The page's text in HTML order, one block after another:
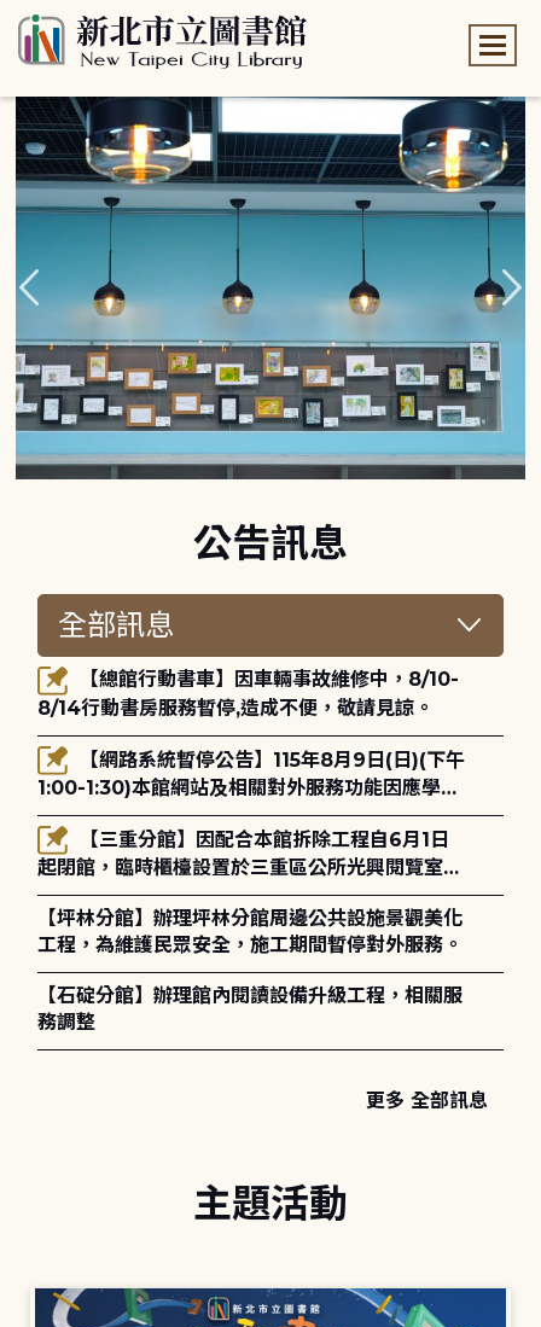
公告訊息
8/14行動書房服務暫停,造成不便，敬請見諒。
1:00-1:30)本館網站及相關對外服務功能因應學術
網路升級更新將暫停服務。
起閉館，臨時櫃檯設置於三重區公所光興閱覽室，
造成不便，敬請見諒。
【坪林分館】辦理坪林分館周邊公共設施景觀美化
工程，為維護民眾安全，施工期間暫停對外服務。
【石碇分館】辦理館內閱讀設備升級工程，相關服
務調整
更多 全部訊息
主題活動